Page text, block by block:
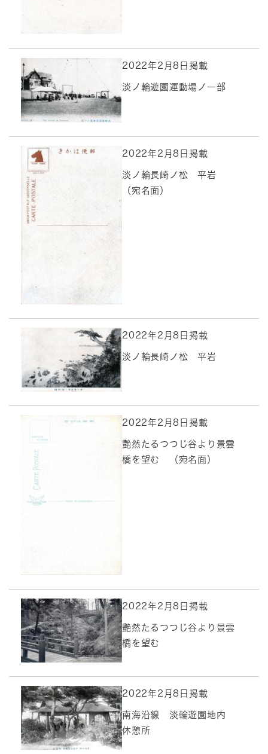
2022年2月8日掲載
淡ノ輪遊園運動場ノ一部
2022年2月8日掲載
淡ノ輪長崎ノ松 平岩
（宛名面）
2022年2月8日掲載
淡ノ輪長崎ノ松 平岩
2022年2月8日掲載
艶然たるつつじ谷より景雲
橋を望む （宛名面）
2022年2月8日掲載
艶然たるつつじ谷より景雲
橋を望む
2022年2月8日掲載
南海沿線 淡輪遊園地内
休憩所